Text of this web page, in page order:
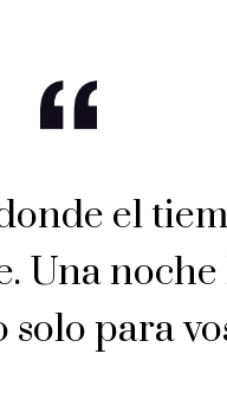
el
Una noche
para